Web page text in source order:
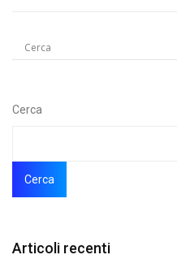
Cerca
Cerca
Articoli recenti